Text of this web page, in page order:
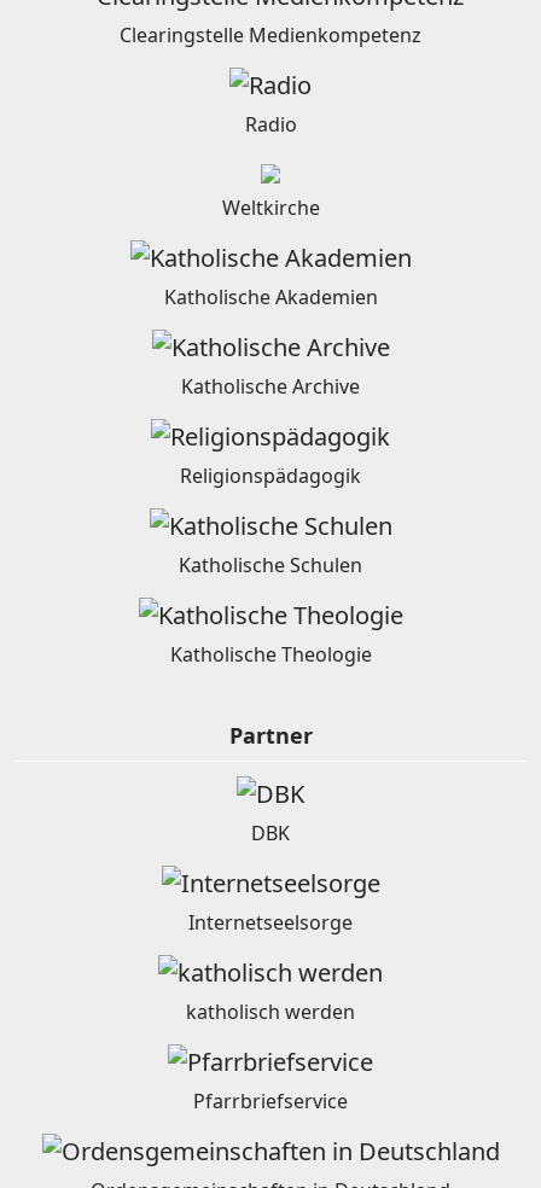
Clearingstelle Medienkompetenz
Radio
Weltkirche
Katholische Akademien
Katholische Archive
Religionspädagogik
Katholische Schulen
Katholische Theologie
Partner
DBK
Internetseelsorge
katholisch werden
Pfarrbriefservice